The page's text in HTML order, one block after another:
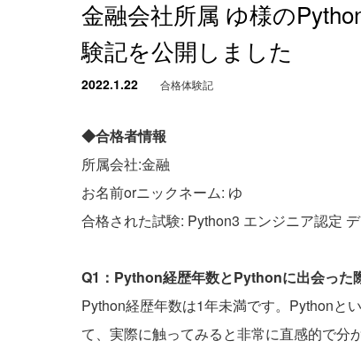
金融会社所属 ゆ様の
験記を公開しました
2022.1.22 合格体験記
◆合格者情報
所属会社:金融
お名前orニックネーム: ゆ
合格された試験: Python3 エンジニア認定
Q1：Python経歴年数とPythonに出会った
Python経歴年数は1年未満です。Pythonと
て、実際に触ってみると非常に直感的で分